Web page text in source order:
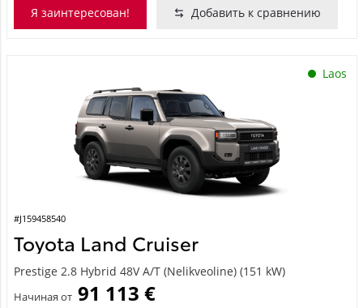
Я заинтересован! Добавить к сравнению
Laos
#J159458540
Toyota Land Cruiser
Prestige 2.8 Hybrid 48V A/T (Nelikveoline) (151 kW)
Начиная от 91 113 €